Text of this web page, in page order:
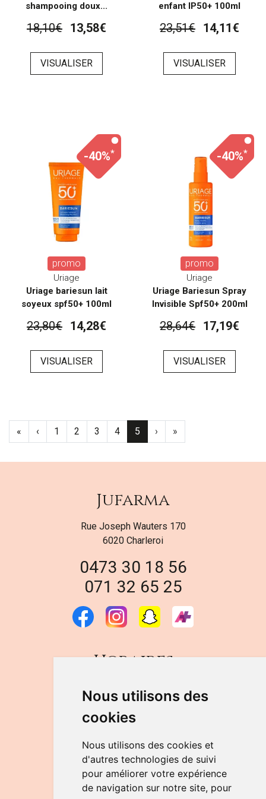
Nous utilisons des
cookies
Nous utilisons des cookies et
d'autres technologies de suivi
pour améliorer votre expérience
de navigation sur notre site, pour
shampooing doux...
18,10€ 13,58€
VISUALISER
enfant IP50+ 100ml
23,51€ 14,11€
VISUALISER
-40%*
promo
Uriage
Uriage bariesun lait
soyeux spf50+ 100ml
23,80€ 14,28€
VISUALISER
-40%*
promo
Uriage
Uriage Bariesun Spray
Invisible Spf50+ 200ml
28,64€ 17,19€
VISUALISER
« ‹ 1 2 3 4 5 › »
Jufarma
Rue Joseph Wauters 170
6020 Charleroi
0473 30 18 56
071 32 65 25
Horaires
DU LUNDI AU VENDREDI
de 9h à 12h30 et de 14h à 18h
LE SAMEDI
de 9h à 12h30
NOUS CONTACTER